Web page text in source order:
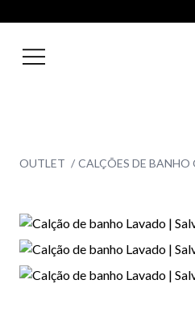
OUTLET CALÇÕES DE BANHO